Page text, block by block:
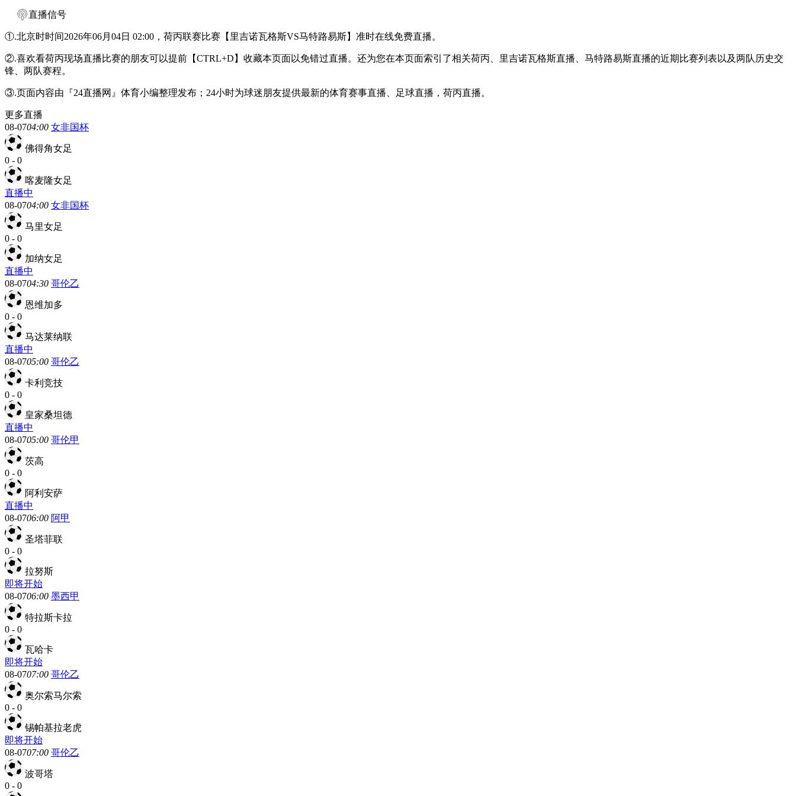
直播信号
①.北京时时间2026年06月04日 02:00，荷丙联赛比赛【里吉诺瓦格斯VS马特路易斯】准时在线免费直播。
②.喜欢看荷丙现场直播比赛的朋友可以提前【CTRL+D】收藏本页面以免错过直播。还为您在本页面索引了相关荷丙、里吉诺瓦格斯直播、马特路易斯直播的近期比赛列表以及两队历史交
锋、两队赛程。
③.页面内容由『24直播网』体育小编整理发布；24小时为球迷朋友提供最新的体育赛事直播、足球直播，荷丙直播。
更多直播
08-0704:00 女非国杯
佛得角女足
0 - 0
喀麦隆女足
直播中
08-0704:00 女非国杯
马里女足
0 - 0
加纳女足
直播中
08-0704:30 哥伦乙
恩维加多
0 - 0
马达莱纳联
直播中
08-0705:00 哥伦乙
卡利竞技
0 - 0
皇家桑坦德
直播中
08-0705:00 哥伦甲
茨高
0 - 0
阿利安萨
直播中
08-0706:00 阿甲
圣塔菲联
0 - 0
拉努斯
即将开始
08-0706:00 墨西甲
特拉斯卡拉
0 - 0
瓦哈卡
即将开始
08-0707:00 哥伦乙
奥尔索马尔索
0 - 0
锡帕基拉老虎
即将开始
08-0707:00 哥伦乙
波哥塔
0 - 0